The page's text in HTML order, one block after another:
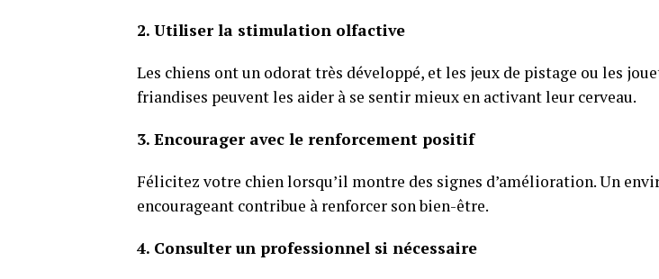
2. Utiliser la stimulation olfactive
Les chiens ont un odorat très développé, et les jeux de pistage ou les
friandises peuvent les aider à se sentir mieux en activant leur cerveau.
3. Encourager avec le renforcement positif
Félicitez votre chien lorsqu’il montre des signes d’amélioration. Un
encourageant contribue à renforcer son bien-être.
4. Consulter un professionnel si nécessaire